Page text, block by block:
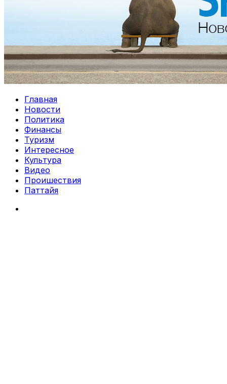
Главная
Новости
Политика
Финансы
Туризм
Интересное
Культура
Видео
Проишествия
Паттайя